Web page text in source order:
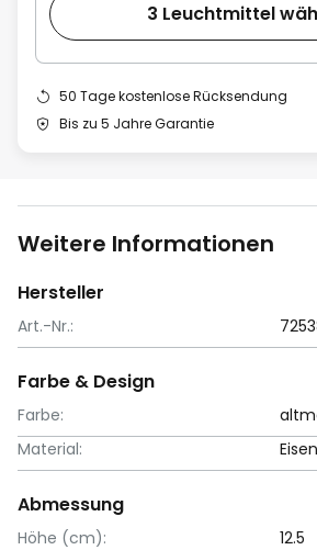
3 Leuchtmittel
50 Tage kostenlose Rücksendung
Bis zu 5 Jahre Garantie
Weitere Informationen
Hersteller
Art.-Nr.:
Farbe & Design
Farbe:
Material:
Abmessung
Höhe (cm):
12.5